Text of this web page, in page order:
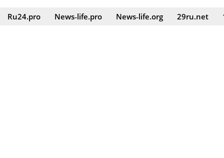
Ru24.pro News‑life.pro News‑life.org 29ru.net